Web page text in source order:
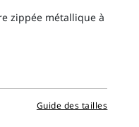
zippée métallique à
Guide des tailles